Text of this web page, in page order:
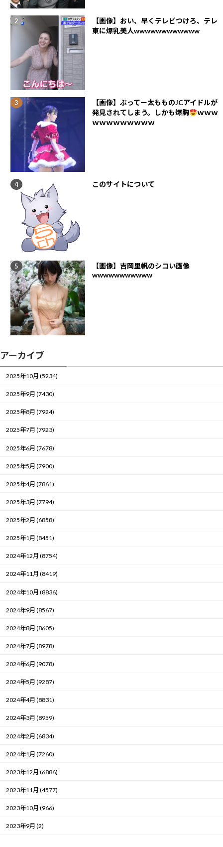
【画像】おい、早くテレビつけろ、テレ
東に爆乳美人wwwwwwwwwwww
【画像】ぶってー太もものJCアイドルが
発見されてしまう。しかも爆胸
ｗｗｗ
ｗｗｗｗｗｗｗｗｗ
このサイトについて
【画像】吉岡里帆のシコい画像
wwwwwwwwwww
アーカイブ
2025年10月 (5234)
2025年9月 (7430)
2025年8月 (7924)
2025年7月 (7923)
2025年6月 (7678)
2025年5月 (7900)
2025年4月 (7861)
2025年3月 (7794)
2025年2月 (6858)
2025年1月 (8451)
2024年12月 (8754)
2024年11月 (8419)
2024年10月 (8836)
2024年9月 (8567)
2024年8月 (8605)
2024年7月 (8978)
2024年6月 (9078)
2024年5月 (9287)
2024年4月 (8831)
2024年3月 (8959)
2024年2月 (6834)
2024年1月 (7260)
2023年12月 (6886)
2023年11月 (4577)
2023年10月 (966)
2023年9月 (2)